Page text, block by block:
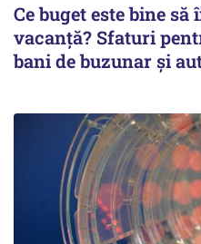
Ce buget este bine
vacanță? Sfaturi
bani de buzunar și